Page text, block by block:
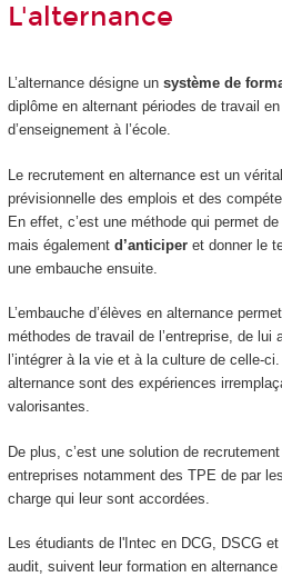
L'alternance
L’alternance désigne un système de
diplôme en alternant périodes de travail
d’enseignement à l’école.
Le recrutement en alternance est un
prévisionnelle des emplois et des
En effet, c’est une méthode qui permet de
mais également d’anticiperet donner le
une embauche ensuite.
L’embauche d’élèves en alternance
méthodes de travail de l’entreprise, de lui
l’intégrer à la vie et à la culture de celle-
alternance sont des expériences
valorisantes.
De plus, c’est une solution de
entreprises notamment des TPE de par
charge qui leur sont accordées.
Les étudiants de l'Intec en DCG, DSCG
audit, suivent leur formation en